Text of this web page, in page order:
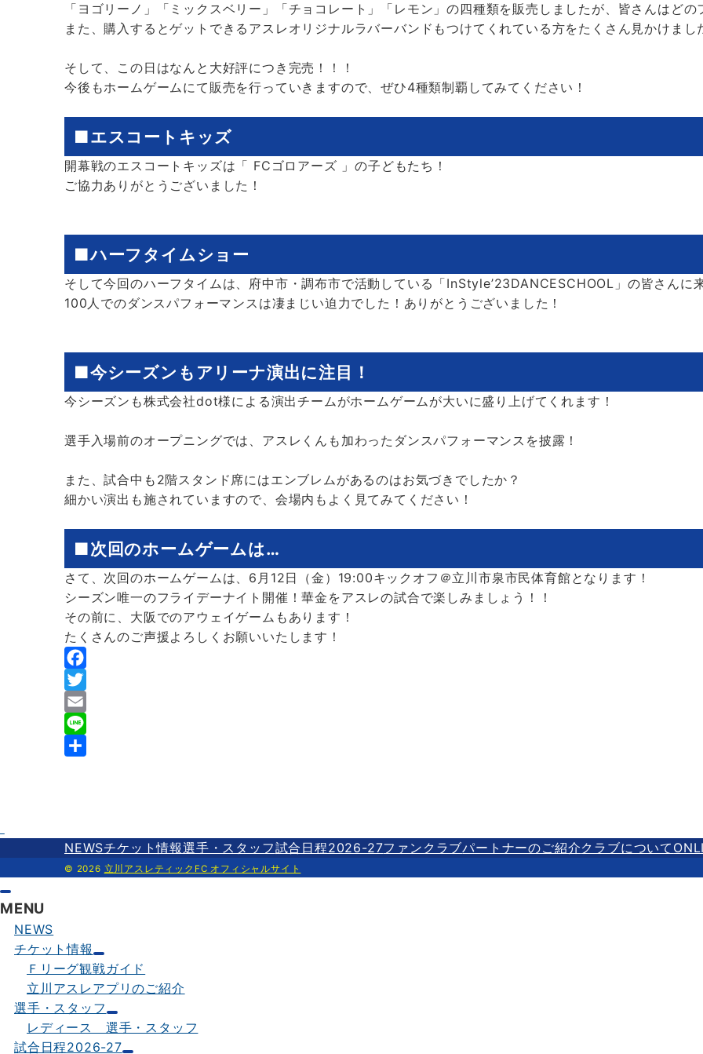
「ヨゴリーノ」「ミックスベリー」「チョコレート」「レモン」の四種類を販売しましたが、皆さんはどの
また、購入するとゲットできるアスレオリジナルラバーバンドもつけてくれている方をたくさん見かけまし
そして、この日はなんと大好評につき完売！！！
今後もホームゲームにて販売を行っていきますので、ぜひ4種類制覇してみてください！
■エスコートキッズ
開幕戦のエスコートキッズは「 FCゴロアーズ 」の子どもたち！
ご協力ありがとうございました！
■ハーフタイムショー
そして今回のハーフタイムは、府中市・調布市で活動している「InStyle’23DANCESCHOOL」の皆さんに
100人でのダンスパフォーマンスは凄まじい迫力でした！ありがとうございました！
■今シーズンもアリーナ演出に注目！
今シーズンも株式会社dot様による演出チームがホームゲームが大いに盛り上げてくれます！
選手入場前のオープニングでは、アスレくんも加わったダンスパフォーマンスを披露！
また、試合中も2階スタンド席にはエンブレムがあるのはお気づきでしたか？
細かい演出も施されていますので、会場内もよく見てみてください！
■次回のホームゲームは…
さて、次回のホームゲームは、6月12日（金）19:00キックオフ＠立川市泉市民体育館となります！
シーズン唯一のフライデーナイト開催！華金をアスレの試合で楽しみましょう！！
その前に、大阪でのアウェイゲームもあります！
たくさんのご声援よろしくお願いいたします！
F
a
c
e
T
w
E
m
L
NEWSチケット情報選手・スタッフ試合日程2026-27ファンクラブパートナーのご紹介クラブについて
© 2026 立川アスレティックFC オフィシャルサイト
MENU
NEWS
チケット情報
Ｆリーグ観戦ガイド
立川アスレアプリのご紹介
選手・スタッフ
レディース 選手・スタッフ
試合日程2026-27